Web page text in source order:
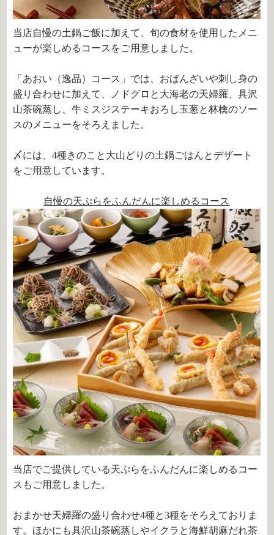
当店自慢の土鍋ご飯に加えて、旬の食材を使用したメニ
ューが楽しめるコースをご用意しました。
「あおい（逸品）コース」では、おばんざいや刺し身の
盛り合わせに加えて、ノドグロと大海老の天婦羅、具沢
山茶碗蒸し、牛ミスジステーキおろし玉葱と林檎のソー
スのメニューをそろえました。
〆には、4種きのこと大山どりの土鍋ごはんとデザート
をご用意しています。
自慢の天ぷらをふんだんに楽しめるコース
当店でご提供している天ぷらをふんだんに楽しめるコー
スもご用意しました。
おまかせ天婦羅の盛り合わせ4種と3種をそろえておりま
す。ほかにも具沢山茶碗蒸しやイクラと海鮮胡麻だれ茶